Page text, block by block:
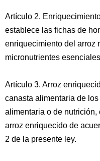
Artículo 2.
establece las fichas de
enriquecimiento del arroz
micronutrientes
Artículo 3. Arroz
canasta alimentaria de
alimentaria o de
arroz enriquecido de
2 de la presente ley.